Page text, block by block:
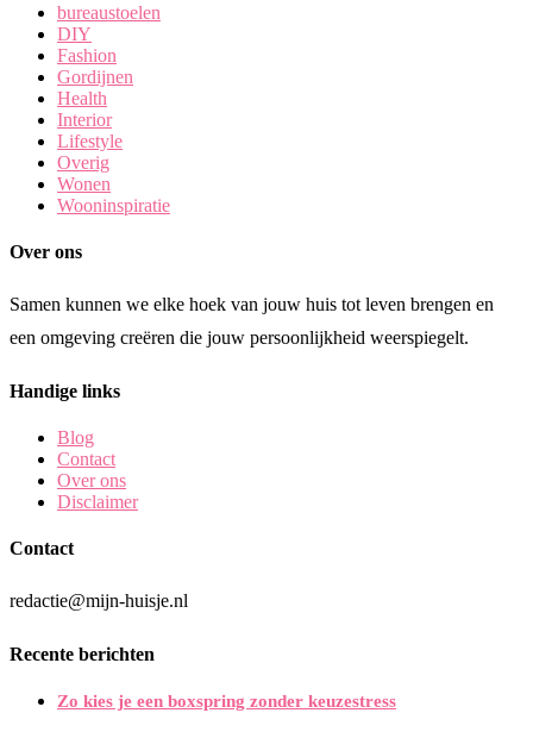
bureaustoelen
DIY
Fashion
Gordijnen
Health
Interior
Lifestyle
Overig
Wonen
Wooninspiratie
Over ons
Samen kunnen we elke hoek van jouw huis tot leven brengen en
een omgeving creëren die jouw persoonlijkheid weerspiegelt.
Handige links
Blog
Contact
Over ons
Disclaimer
Contact
redactie@mijn-huisje.nl
Recente berichten
Zo kies je een boxspring zonder keuzestress